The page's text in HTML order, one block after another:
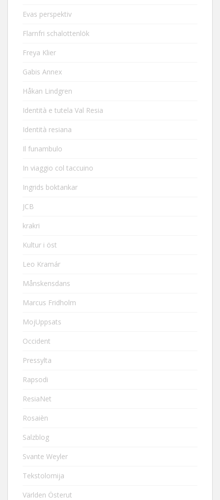
Evas perspektiv
Flarnfri schalottenlök
Freya Klier
Gabis Annex
Håkan Lindgren
Identità e tutela Val Resia
Identità resiana
Il funambulo
In viaggio col taccuino
Ingrids boktankar
JCB
krakri
Kultur i öst
Leo Kramár
Månskensdans
Marcus Fridholm
MojUppsats
Occident
Pressylta
Rapsodi
ResiaNet
Rosaièn
Salzblog
Svante Weyler
Tekstolomija
Världen Österut